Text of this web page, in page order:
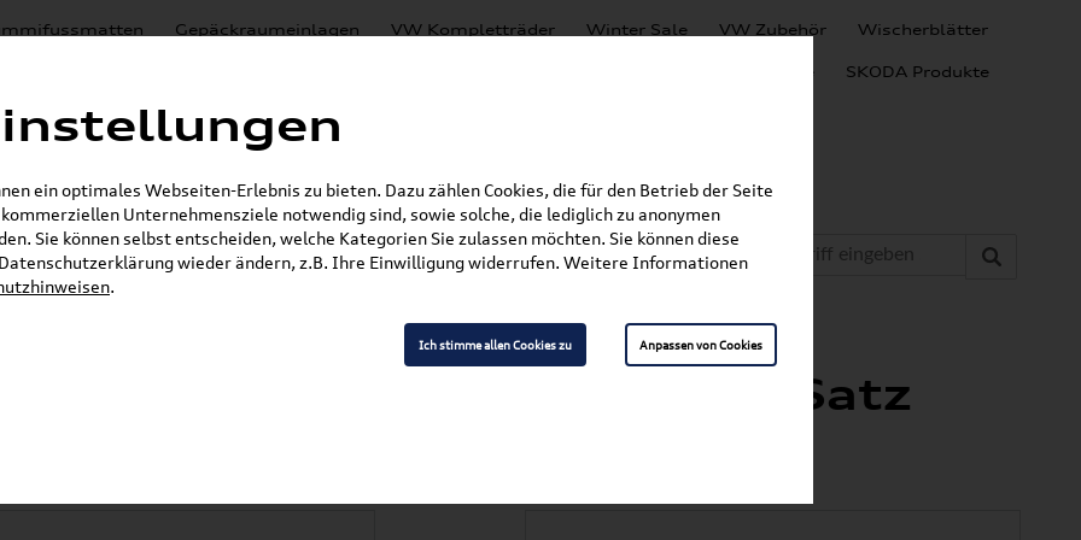
Gepäckraumeinlagen VW Kompletträder Winter Sale VW Zubehör Wischerblätter
SEAT Produkte SKODA Produkte
Lackierungen
E-Mail
Vorne 517061502A 82V
Gummifußmatten Satz
82V
ein optimales Webseiten-Erlebnis zu bieten. Dazu zählen Cookies, die für den Betrieb der Seite
Unternehmensziele notwendig sind, sowie solche, die lediglich zu anonymen
Sie können selbst entscheiden, welche Kategorien Sie zulassen möchten. Sie können diese
wieder ändern, z.B. Ihre Einwilligung widerrufen. Weitere Informationen
.
Ich stimme allen Cookies zu Anpassen von Cookies